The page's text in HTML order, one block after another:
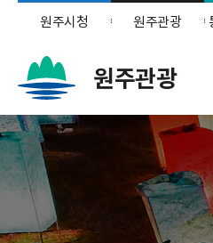
원주시청 원주관광
원주관광